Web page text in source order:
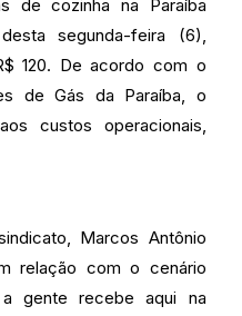
de cozinha na Paraíba
segunda-feira (6),
120. De acordo com o
de Gás da Paraíba, o
custos operacionais,
Marcos Antônio
relação com o cenário
gente recebe aqui na